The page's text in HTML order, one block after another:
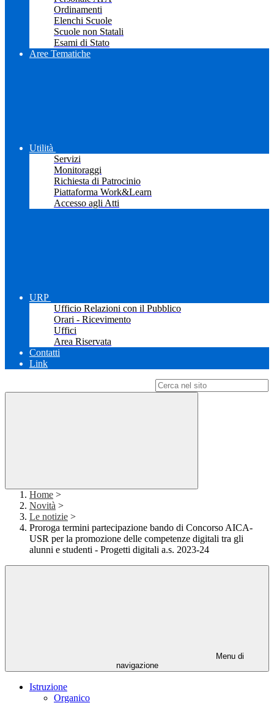
Ordinamenti
Elenchi Scuole
Scuole non Statali
Esami di Stato
Aree Tematiche
Utilità
Servizi
Monitoraggi
Richiesta di Patrocinio
Piattaforma Work&Learn
Accesso agli Atti
URP
Ufficio Relazioni con il Pubblico
Orari - Ricevimento
Uffici
Area Riservata
Contatti
Link
Home >
Novità >
Le notizie >
Proroga termini partecipazione bando di Concorso AICA-
USR per la promozione delle competenze digitali tra gli
alunni e studenti - Progetti digitali a.s. 2023-24
Menu di
navigazione
Istruzione
Organico